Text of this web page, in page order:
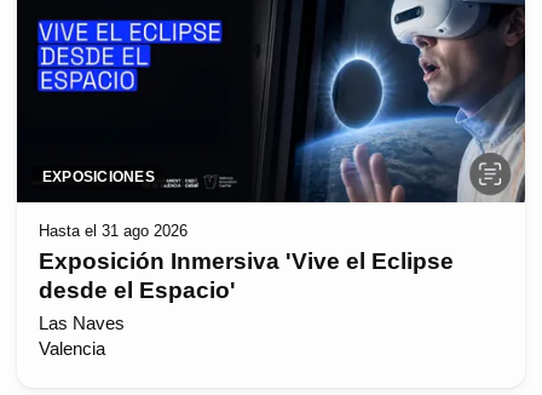
EXPOSICIONES
Hasta el 31 ago 2026
Exposición Inmersiva 'Vive el Eclipse
desde el Espacio'
Las Naves
Valencia